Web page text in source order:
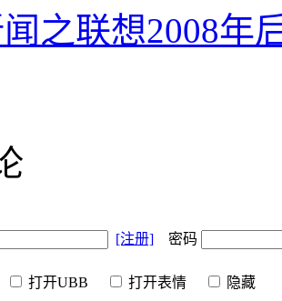
之联想2008年
[注册] 密码
打开UBB 打开表情 隐